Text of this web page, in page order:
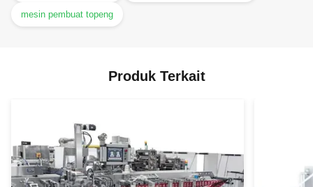
mesin pembuat topeng
Produk Terkait